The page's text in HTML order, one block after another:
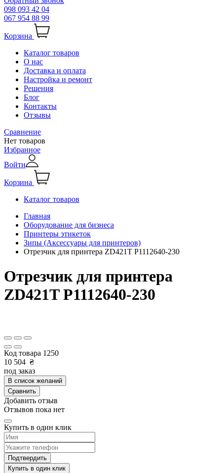
098 093 42 04
067 954 88 99
Корзина
Каталог товаров
О нас
Доставка и оплата
Настройка и ремонт
Решения
Блог
Контакты
Отзывы
Сравнение
Нет товаров
Избранное
Войти
Корзина
Каталог товаров
Главная
Оборудование для бизнеса
Принтеры этикеток
Зипы (Аксессуары для принтеров)
Отрезчик для принтера ZD421T P1112640-230
Отрезчик для принтера
ZD421T P1112640-230
Код товара 1250
10 504 ₴
под заказ
В список желаний
Сравнить
Добавить отзыв
Отзывов пока нет
Купить в один клик
Подтвердить
Купить в один клик